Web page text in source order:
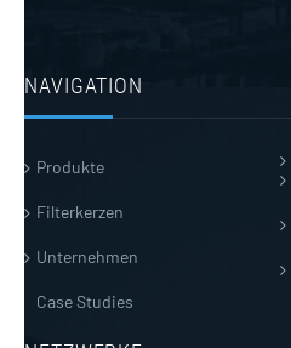
NAVIGATION
Produkte
Filterkerzen
Unternehmen
Case Studies